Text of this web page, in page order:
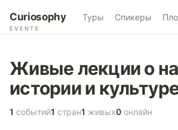
Curiosophy
EVENTS
Туры Спикеры
Живые лекции о
истории и
1 событий1 стран1 живых0 онлайн